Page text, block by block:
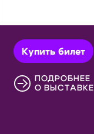
Купить билет
ПОДРОБНЕЕ
О ВЫСТАВКЕ